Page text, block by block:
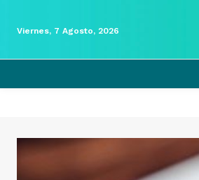
Viernes, 7 Agosto, 2026